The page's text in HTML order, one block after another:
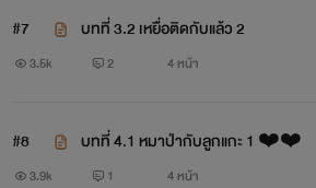
#7 บทที่ 3.2 เหยื่อติดกับแล้ว 2
3.5k 2 4 หน้า
#8 บทที่ 4.1 หมาป่ากับลูกแกะ 1 ❤️❤️
3.9k 1 4 หน้า